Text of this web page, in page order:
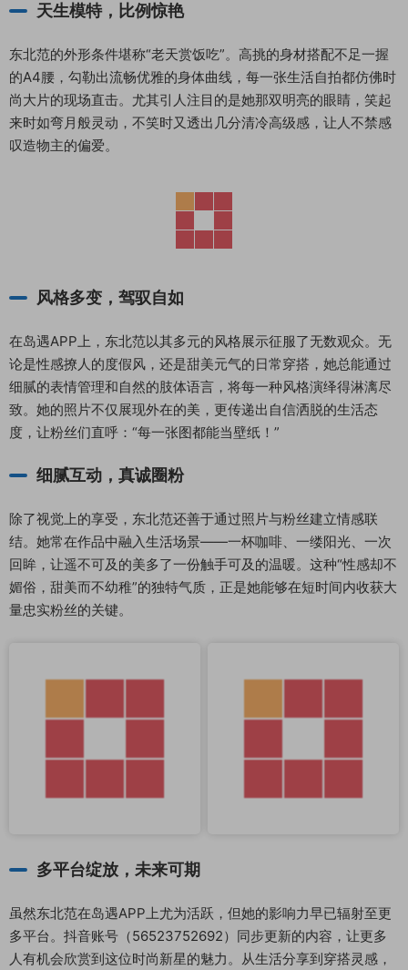
天生模特，比例惊艳
东北范的外形条件堪称“老天赏饭吃”。高挑的身材搭配不足一握
的A4腰，勾勒出流畅优雅的身体曲线，每一张生活自拍都仿佛时
尚大片的现场直击。尤其引人注目的是她那双明亮的眼睛，笑起
来时如弯月般灵动，不笑时又透出几分清冷高级感，让人不禁感
叹造物主的偏爱。
风格多变，驾驭自如
在岛遇APP上，东北范以其多元的风格展示征服了无数观众。无
论是性感撩人的度假风，还是甜美元气的日常穿搭，她总能通过
细腻的表情管理和自然的肢体语言，将每一种风格演绎得淋漓尽
致。她的照片不仅展现外在的美，更传递出自信洒脱的生活态
度，让粉丝们直呼：“每一张图都能当壁纸！”
细腻互动，真诚圈粉
除了视觉上的享受，东北范还善于通过照片与粉丝建立情感联
结。她常在作品中融入生活场景——一杯咖啡、一缕阳光、一次
回眸，让遥不可及的美多了一份触手可及的温暖。这种“性感却不
媚俗，甜美而不幼稚”的独特气质，正是她能够在短时间内收获大
量忠实粉丝的关键。
多平台绽放，未来可期
虽然东北范在岛遇APP上尤为活跃，但她的影响力早已辐射至更
多平台。抖音账号（56523752692）同步更新的内容，让更多
人有机会欣赏到这位时尚新星的魅力。从生活分享到穿搭灵感，